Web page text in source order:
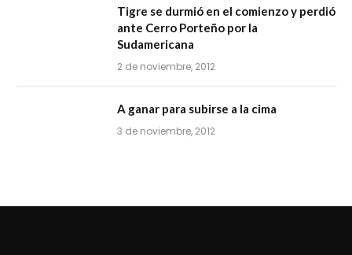
Tigre se durmió en el comienzo y perdió
ante Cerro Porteño por la
Sudamericana
2 de noviembre, 2012
A ganar para subirse a la cima
3 de noviembre, 2012